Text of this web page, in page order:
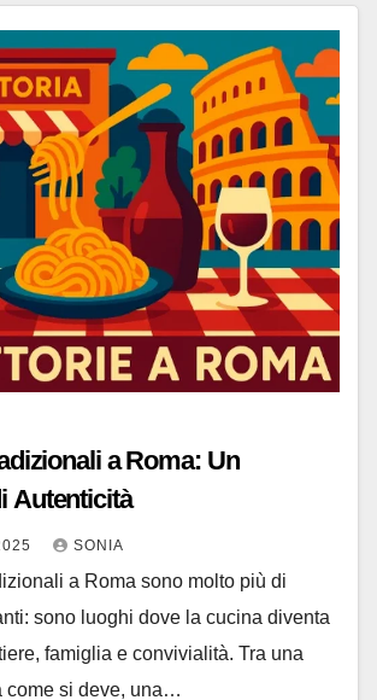
a Roma: Un
Autenticità
SONIA
a Roma sono molto più di
sono luoghi dove la cucina diventa
famiglia e convivialità. Tra una
come si deve, una…